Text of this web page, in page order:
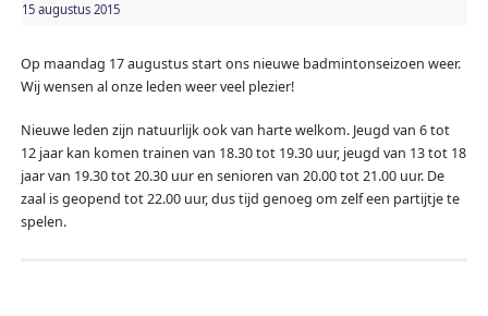
15 augustus 2015
Op maandag 17 augustus start ons nieuwe badmintonseizoen weer.
Wij wensen al onze leden weer veel plezier!
Nieuwe leden zijn natuurlijk ook van harte welkom. Jeugd van 6 tot
12 jaar kan komen trainen van 18.30 tot 19.30 uur, jeugd van 13 tot 18
jaar van 19.30 tot 20.30 uur en senioren van 20.00 tot 21.00 uur. De
zaal is geopend tot 22.00 uur, dus tijd genoeg om zelf een partijtje te
spelen.